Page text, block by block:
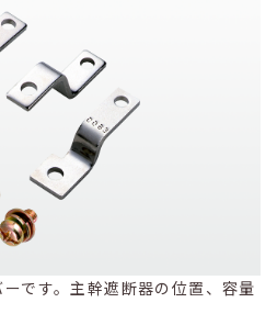
です。主幹遮断器の位置、容量